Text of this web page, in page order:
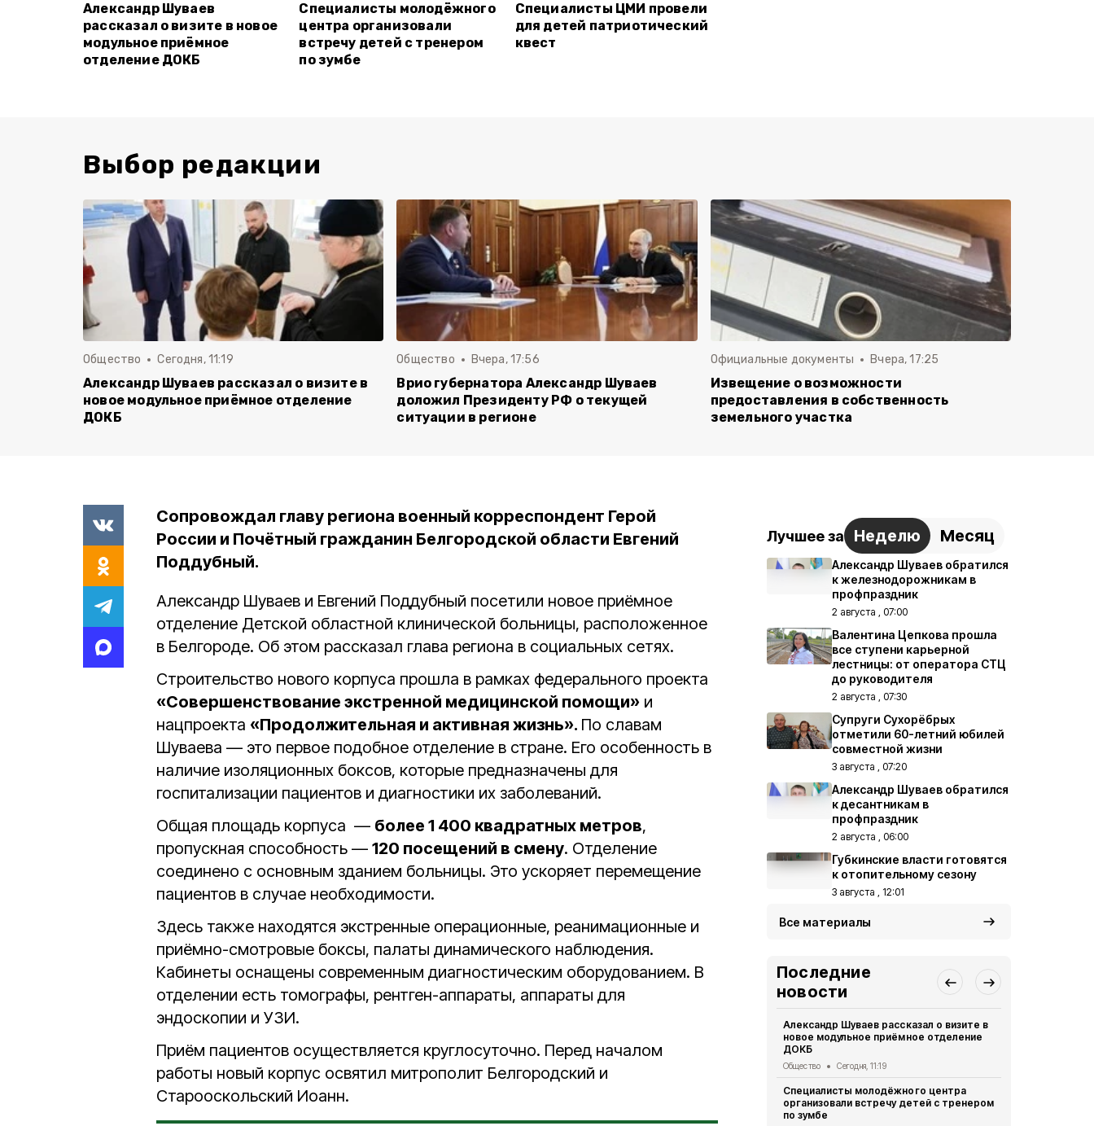
Александр Шуваев
рассказал о визите в новое
модульное приёмное
отделение ДОКБ
Специалисты молодёжного
центра организовали
встречу детей с тренером
по зумбе
Специалисты ЦМИ провели
для детей патриотический
квест
Выбор редакции
Общество Сегодня, 11:19
Александр Шуваев рассказал о визите в
новое модульное приёмное отделение
ДОКБ
Общество Вчера, 17:56
Врио губернатора Александр Шуваев
доложил Президенту РФ о текущей
ситуации в регионе
Официальные документы Вчера, 17:25
Извещение о возможности
предоставления в собственность
земельного участка
Сопровождал главу региона военный корреспондент Герой
России и Почётный гражданин Белгородской области Евгений
Поддубный.
Александр Шуваев и Евгений Поддубный посетили новое приёмное
отделение Детской областной клинической больницы, расположенное
в Белгороде. Об этом рассказал глава региона в социальных сетях.
Строительство нового корпуса прошла в рамках федерального проекта
«Совершенствование экстренной медицинской помощи» и
нацпроекта «Продолжительная и активная жизнь». По славам
Шуваева — это первое подобное отделение в стране. Его особенность в
наличие изоляционных боксов, которые предназначены для
госпитализации пациентов и диагностики их заболеваний.
Общая площадь корпуса — более 1 400 квадратных метров,
пропускная способность — 120 посещений в смену. Отделение
соединено с основным зданием больницы. Это ускоряет перемещение
пациентов в случае необходимости.
Здесь также находятся экстренные операционные, реанимационные и
приёмно-смотровые боксы, палаты динамического наблюдения.
Кабинеты оснащены современным диагностическим оборудованием. В
отделении есть томографы, рентген-аппараты, аппараты для
эндоскопии и УЗИ.
Приём пациентов осуществляется круглосуточно. Перед началом
работы новый корпус освятил митрополит Белгородский и
Старооскольский Иоанн.
Лучшее за Неделю Месяц
Александр Шуваев обратился
к железнодорожникам в
профпраздник
2 августа , 07:00
Валентина Цепкова прошла
все ступени карьерной
лестницы: от оператора СТЦ
до руководителя
2 августа , 07:30
Супруги Сухорёбрых
отметили 60-летний юбилей
совместной жизни
3 августа , 07:20
Александр Шуваев обратился
к десантникам в
профпраздник
2 августа , 06:00
Губкинские власти готовятся
к отопительному сезону
3 августа , 12:01
Все материалы
Последние
новости
Александр Шуваев рассказал о визите в
новое модульное приёмное отделение
ДОКБ
Общество Сегодня, 11:19
Специалисты молодёжного центра
организовали встречу детей с тренером
по зумбе